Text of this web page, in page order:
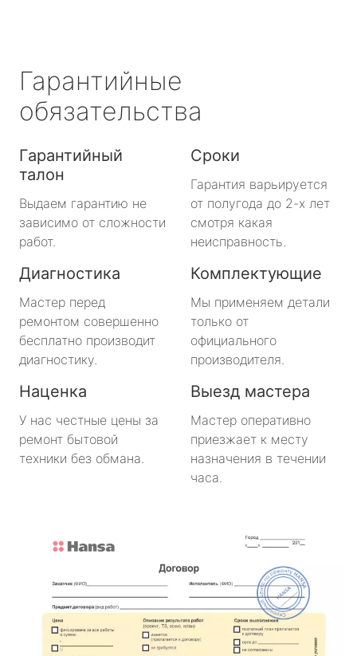
Гарантийные
обязательства
Гарантийный
талон
Выдаем гарантию не
зависимо от сложности
работ.
Сроки
Гарантия варьируется
от полугода до 2-х лет
смотря какая
неисправность.
Диагностика
Мастер перед
ремонтом совершенно
бесплатно производит
диагностику.
Комплектующие
Мы применяем детали
только от
официального
производителя.
Наценка
У нас честные цены за
ремонт бытовой
техники без обмана.
Выезд мастера
Мастер оперативно
приезжает к месту
назначения в течении
часа.